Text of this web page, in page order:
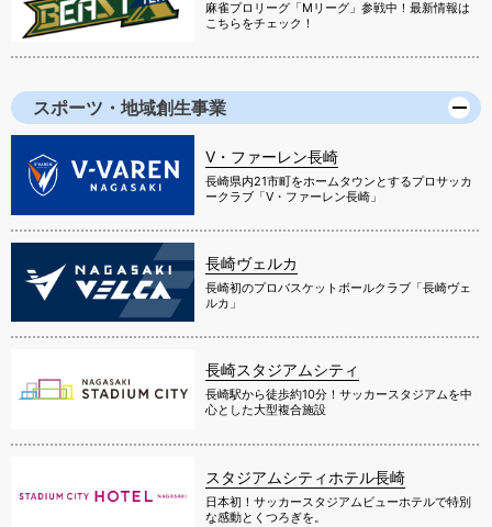
麻雀プロリーグ「Mリーグ」参戦中！最新情報は
こちらをチェック！
スポーツ・地域創生事業
V・ファーレン長崎
長崎県内21市町をホームタウンとするプロサッカ
ークラブ「V・ファーレン長崎」
長崎ヴェルカ
長崎初のプロバスケットボールクラブ「長崎ヴェ
ルカ」
長崎スタジアムシティ
長崎駅から徒歩約10分！サッカースタジアムを中
心とした大型複合施設
スタジアムシティホテル長崎
日本初！サッカースタジアムビューホテルで特別
な感動とくつろぎを。